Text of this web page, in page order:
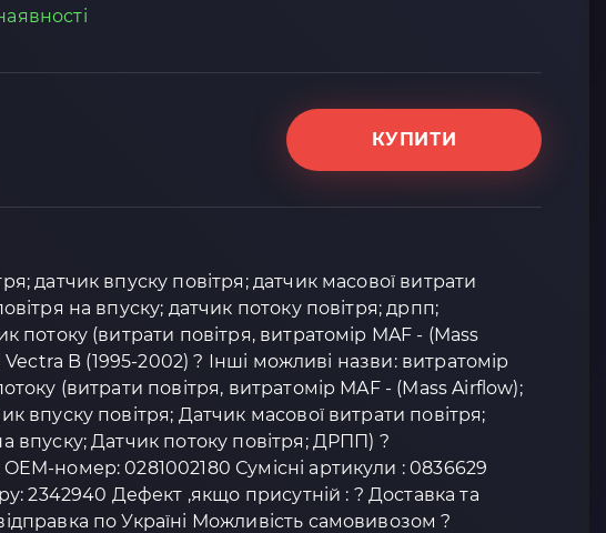
КУПИТИ
датчик впуску повітря; датчик масової витрати
на впуску; датчик потоку повітря; дрпп;
потоку (витрати повітря, витратомір MAF - (Mass
B (1995-2002) ? Інші можливі назви: витратомір
(витрати повітря, витратомір MAF - (Mass Airflow);
впуску повітря; Датчик масової витрати повітря;
впуску; Датчик потоку повітря; ДРПП) ?
номер: 0281002180 Сумісні артикули : 0836629
2342940 Дефект ,якщо присутній : ? Доставка та
по Україні Можливість самовивозом ?